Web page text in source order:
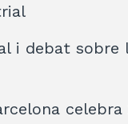
i debat sobre
celebra